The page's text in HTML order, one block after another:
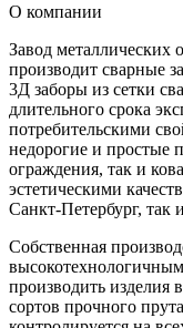
О компании
Завод
производит сварные
3Д заборы из сетки
длительного срока
потребительскими
недорогие и простые
ограждения, так и
эстетическими
Санкт-Петербург, так
Собственная
производить изделия
сортов прочного